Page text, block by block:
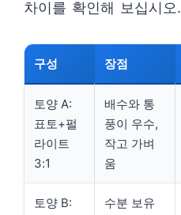
차이를 확인해 보십시오.
구성 장점
토양 A:
표토+펄
라이트
3:1
배수와 통
풍이 우수,
작고 가벼
움
토양 B:
수분 보유